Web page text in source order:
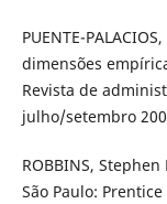
PUENTE-
dimensões
Revista de
julho/setembro
ROBBINS,
São Paulo: